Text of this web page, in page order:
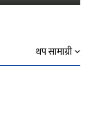
थप सामाग्री